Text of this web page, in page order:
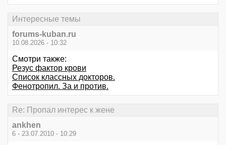
Интересные темы
forums-kuban.ru
10.08.2026 - 10:32
Смотри также:
Резус фактор крови
Список классных докторов.
Фенотропил. За и против.
Re: Пропал интерес к жене
ankhen
6 - 23.07.2010 - 10:29